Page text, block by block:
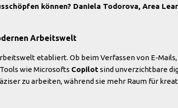
können? Daniela Todorova, Area
Arbeitswelt
etabliert. Ob beim Verfassen von E-
wie Microsofts Copilotsind unverzichtbare
zu arbeiten, während sie mehr Raum für